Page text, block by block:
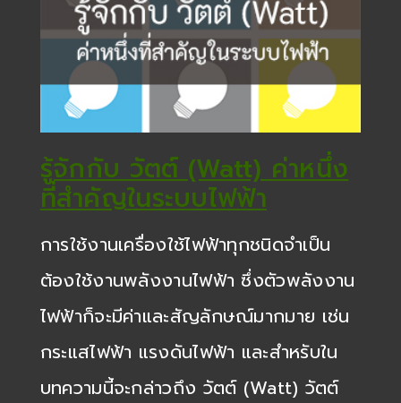
รู้จักกับ วัตต์ (Watt) ค่าหนึ่ง
ที่สำคัญในระบบไฟฟ้า
การใช้งานเครื่องใช้ไฟฟ้าทุกชนิดจำเป็น
ต้องใช้งานพลังงานไฟฟ้า ซึ่งตัวพลังงาน
ไฟฟ้าก็จะมีค่าและสัญลักษณ์มากมาย เช่น
กระแสไฟฟ้า แรงดันไฟฟ้า และสำหรับใน
บทความนี้จะกล่าวถึง วัตต์ (Watt) วัตต์